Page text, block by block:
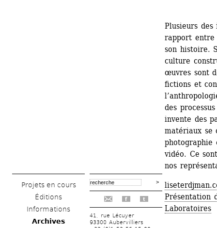
Projets en cours
Éditions
Informations
Archives
f t
41, rue Lécuyer
93300 Aubervilliers
Plusieurs
rapport entre
son histoire.
culture
œuvres sont
fictions et
des
invente des
matériaux se
photographie
vidéo. Ce
nos
Présentation
Laboratoires